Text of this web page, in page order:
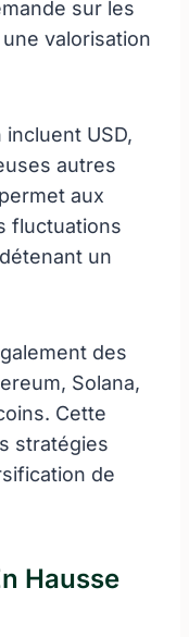
sur les
valorisation
USD,
autres
aux
fluctuations
un
des
Solana,
Cette
stratégies
de
Hausse